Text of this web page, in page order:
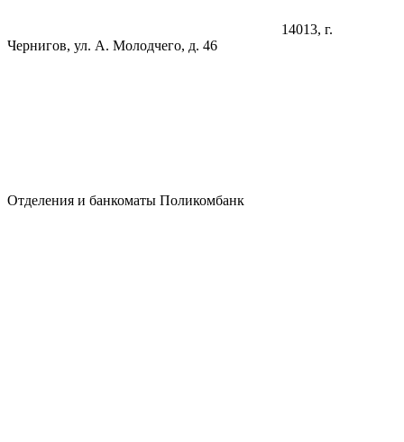
14013, г.
Чернигов, ул. А. Молодчего, д. 46
Отделения и банкоматы Поликомбанк